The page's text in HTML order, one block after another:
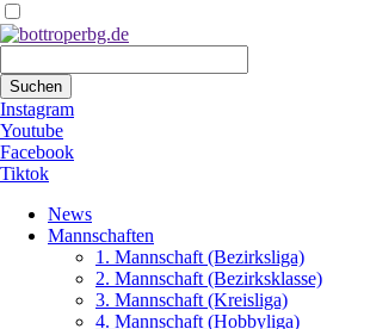
Suchen
Instagram
Youtube
Facebook
Tiktok
überspringen
News
Mannschaften
1. Mannschaft (Bezirksliga)
2. Mannschaft (Bezirksklasse)
3. Mannschaft (Kreisliga)
4. Mannschaft (Hobbyliga)